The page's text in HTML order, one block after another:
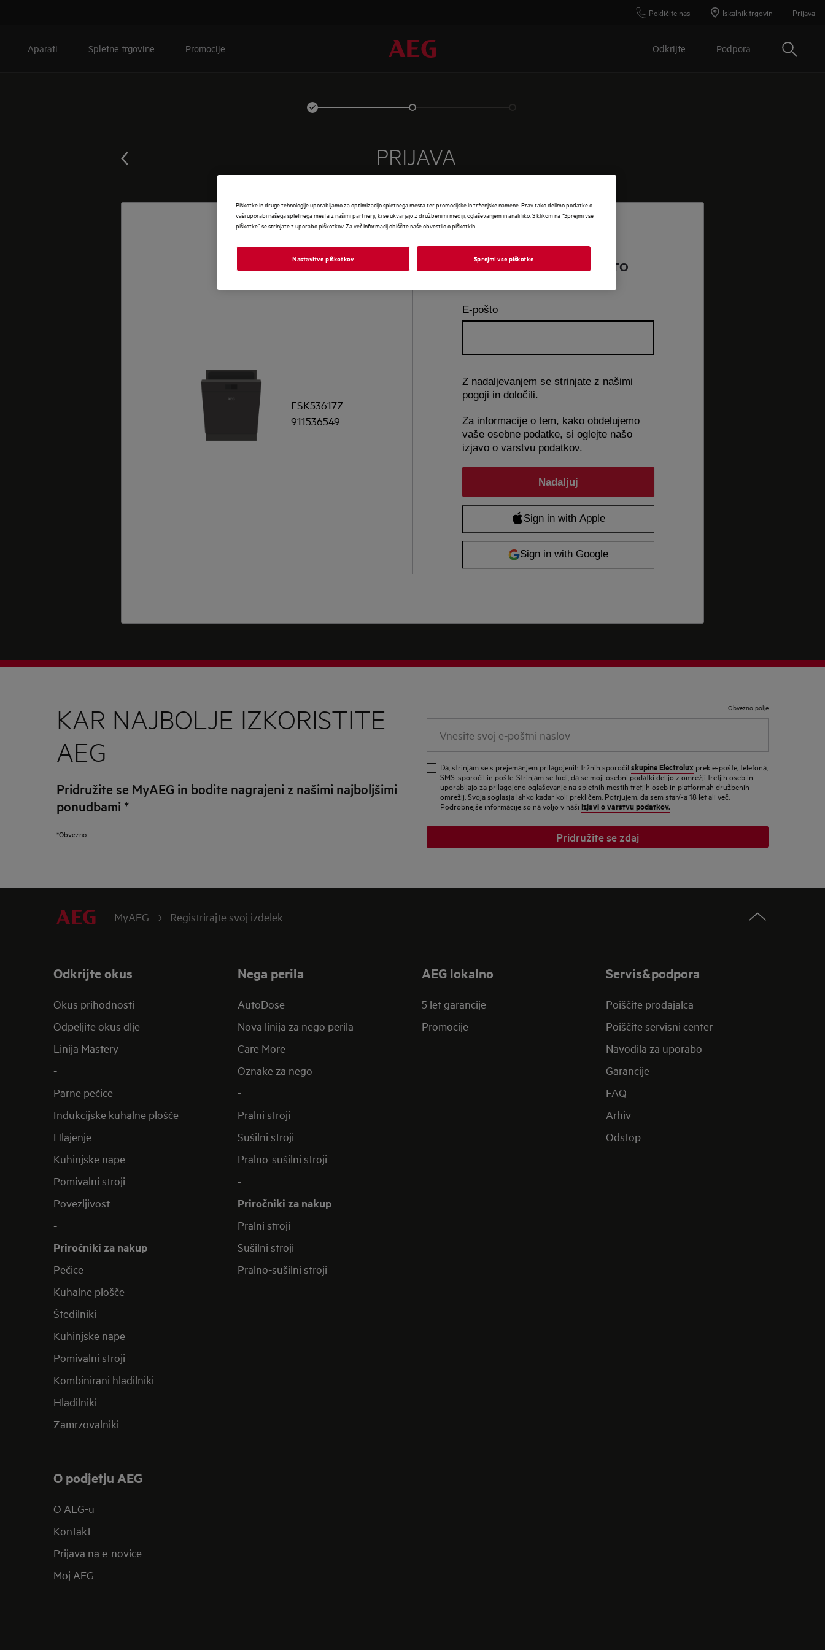
Pokličite nas Iskalnik trgovin Prijava
Aparati Spletne trgovine Promocije Odkrijte Podpora Išči
PRIJAVA
FSK53617Z
911536549
VNESITE E-POŠTO
E-pošto
Z nadaljevanjem se strinjate z našimi
pogoji in določili.
Za informacije o tem, kako obdelujemo
vaše osebne podatke, si oglejte našo
izjavo o varstvu podatkov.
KAR NAJBOLJE IZKORISTITE
AEG
Pridružite se MyAEG in bodite nagrajeni z našimi najboljšimi
ponudbami *
*Obvezno
Obvezno polje
Da, strinjam se s prejemanjem prilagojenih tržnih sporočil skupine Electrolux prek e-pošte, telefona,
SMS-sporočil in pošte. Strinjam se tudi, da se moji osebni podatki delijo z omrežji tretjih oseb in
uporabljajo za prilagojeno oglaševanje na spletnih mestih tretjih oseb in platformah družbenih
omrežij. Svoja soglasja lahko kadar koli prekličem. Potrjujem, da sem star/-a 18 let ali več.
Podrobnejše informacije so na voljo v naši Izjavi o varstvu podatkov.
Pridružite se zdaj
MyAEG Registrirajte svoj izdelek
Odkrijte okus
Okus prihodnosti
Odpeljite okus dlje
Linija Mastery
-
Parne pečice
Indukcijske kuhalne plošče
Hlajenje
Kuhinjske nape
Pomivalni stroji
Povezljivost
-
Priročniki za nakup
Pečice
Kuhalne plošče
Štedilniki
Kuhinjske nape
Pomivalni stroji
Kombinirani hladilniki
Hladilniki
Zamrzovalniki
Nega perila
AutoDose
Nova linija za nego perila
Care More
Oznake za nego
-
Pralni stroji
Sušilni stroji
Pralno-sušilni stroji
-
Priročniki za nakup
Pralni stroji
Sušilni stroji
Pralno-sušilni stroji
AEG lokalno
5 let garancije
Promocije
Servis&podpora
Poiščite prodajalca
Poiščite servisni center
Navodila za uporabo
Garancije
FAQ
Arhiv
Odstop
O podjetju AEG
O AEG-u
Kontakt
Prijava na e-novice
Moj AEG
Piškotke in druge tehnologije uporabljamo za optimizacijo spletnega mesta ter promocijske in trženjske namene. Prav tako delimo podatke o
vaši uporabi našega spletnega mesta z našimi partnerji, ki se ukvarjajo z družbenimi mediji, oglaševanjem in analitiko. S klikom na “Sprejmi vse
piškotke” se strinjate z uporabo piškotkov. Za več informacij obiščite naše obvestilo o piškotkih.
Nastavitve piškotkov Sprejmi vse piškotke